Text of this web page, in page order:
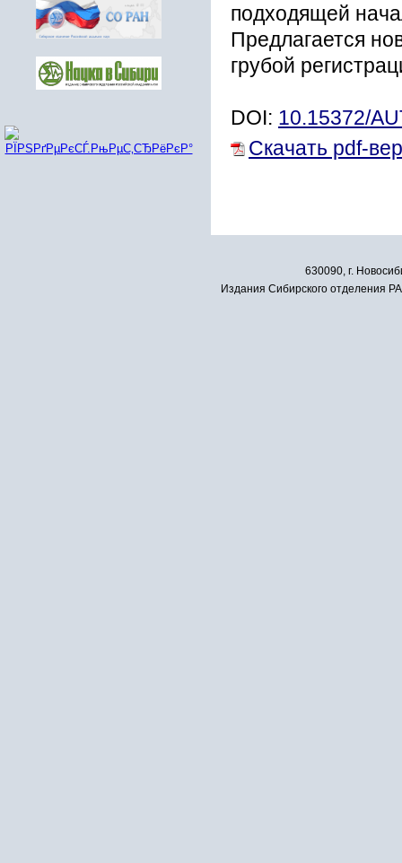
подходящей
Предлагается
грубой
DOI: 10.15372/
Скачать pdf-
630090, г.
Издания Сибирского отделения